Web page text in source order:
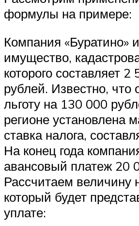
формулы на примере:
Компания «Буратино»
имущество,
которого составляет 2
рублей. Известно, что
льготу на 130 000
регионе установлена
ставка налога,
На конец года
авансовый платеж 20
Рассчитаем величину
который будет
уплате: